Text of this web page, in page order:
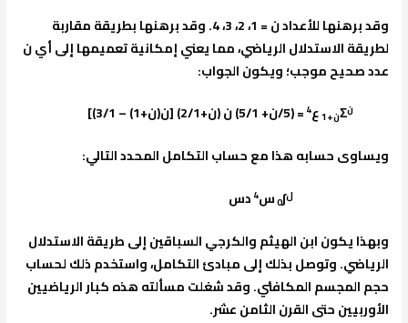
وقد برهنها للأعداد ن = 1، 2، 3، 4. وقد برهنها بطريقة مقاربة
لطريقة الاستدلال الرياضي، مما يعني إمكانية تعميمها إلى أي ن
عدد صحيح موجب؛ ويكون الجواب:
نΣن+1 ع4 = (5/ن+ 5/1) ن (ن+2/1) [ن(ن+1) – 3/1)]
ويساوى حسابه هذا مع حساب التكامل المحدد التالي:
ل∫
0س4 دس
وبهذا يكون ابن الهيثم والكرجي السباقين إلى طريقة الاستدلال
الرياضي. وتوصل بذلك إلى مبادئ التكامل، واستخدم ذلك لحساب
حجم المجسم المكافئي. وقد شغلت مسألته هذه كبار الرياضيين
الأوربيين حتى القرن الثامن عشر.